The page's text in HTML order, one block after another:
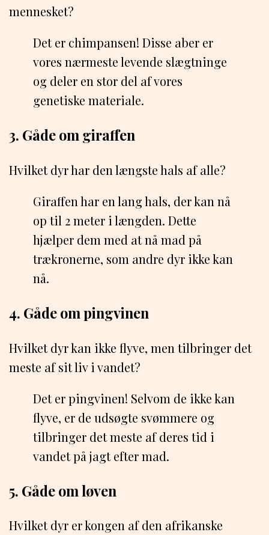
mennesket?
Det er chimpansen! Disse aber er
vores nærmeste levende slægtninge
og deler en stor del af vores
genetiske materiale.
3. Gåde om giraffen
Hvilket dyr har den længste hals af alle?
Giraffen har en lang hals, der kan nå
op til 2 meter i længden. Dette
hjælper dem med at nå mad på
trækronerne, som andre dyr ikke kan
nå.
4. Gåde om pingvinen
Hvilket dyr kan ikke flyve, men tilbringer det
meste af sit liv i vandet?
Det er pingvinen! Selvom de ikke kan
flyve, er de udsøgte svømmere og
tilbringer det meste af deres tid i
vandet på jagt efter mad.
5. Gåde om løven
Hvilket dyr er kongen af ​​den afrikanske